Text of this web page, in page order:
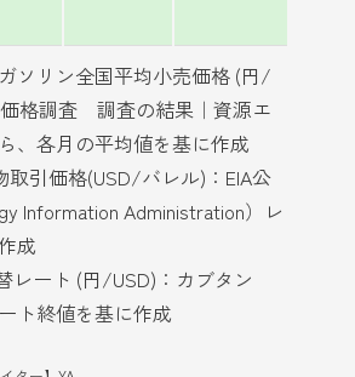
ソリン全国平均小売価格 (円/
格調査 調査の結果｜資源エ
、各月の平均値を基に作成
引価格(USD/バレル)：EIA公
Information Administration）レ
成
ート (円/USD)：カブタン
ト終値を基に作成